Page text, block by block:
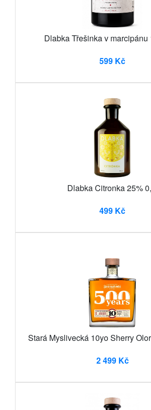
Dlabka Třešinka v marcipánu
599 Kč
Dlabka Citronka 25%
499 Kč
Stará Myslivecká 10yo Sherry
2 499 Kč